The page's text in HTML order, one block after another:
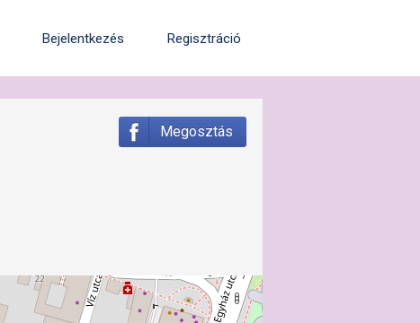
Bejelentkezés Regisztráció
Megosztás